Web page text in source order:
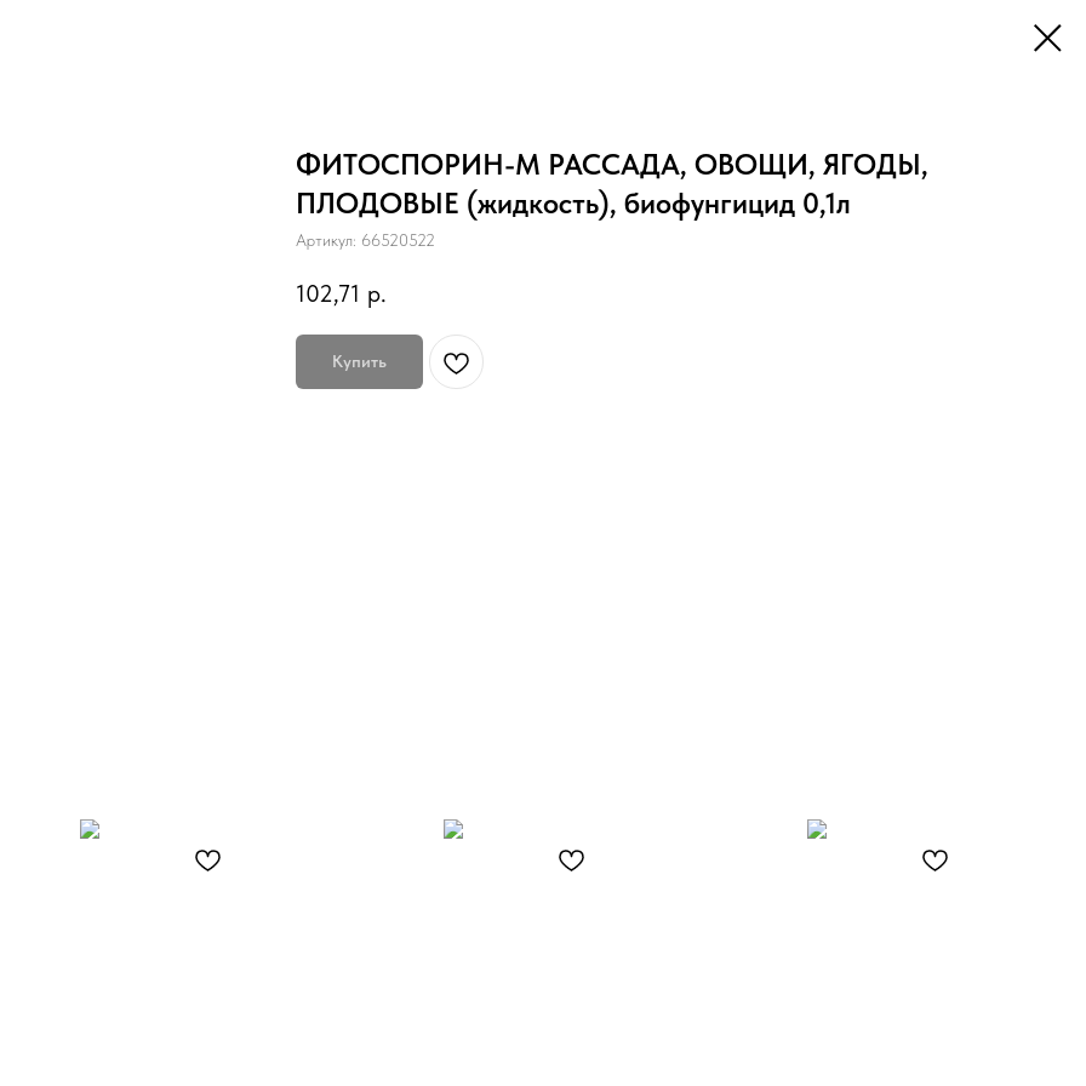
ФИТОСПОРИН-М РАССАДА, ОВОЩИ, ЯГОДЫ,
ПЛОДОВЫЕ (жидкость), биофунгицид 0,1л
Артикул: 66520522
102,71 р.
Купить